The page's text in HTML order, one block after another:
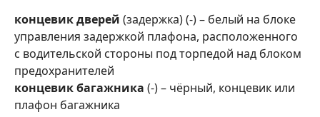
концевик дверей (задержка) (-) – белый на блоке
управления задержкой плафона, расположенного
с водительской стороны под торпедой над блоком
предохранителей
концевик багажника (-) – чёрный, концевик или
плафон багажника